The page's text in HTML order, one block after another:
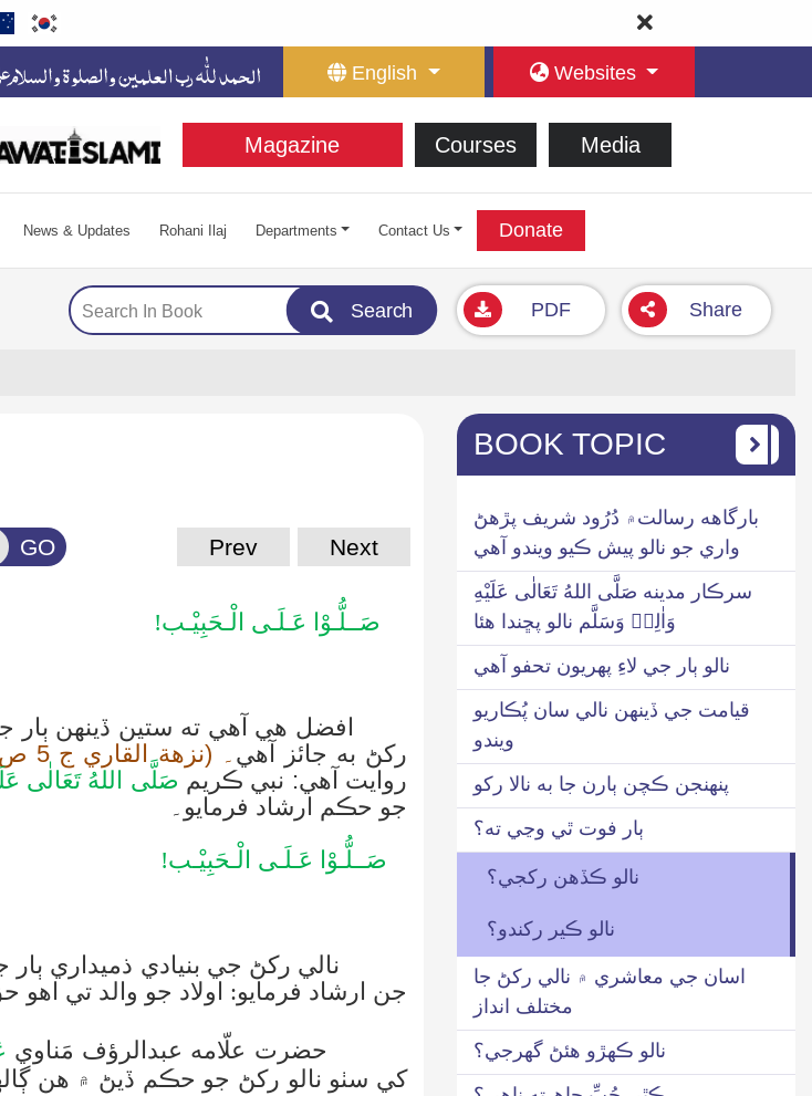
English Websites
Magazine Courses Media
News & Updates Rohani Ilaj Departments Contact Us Donate
Search PDF Share
GO Prev Next
صَــلُّـوْا عَـلَـی الْـحَبِيْـب!
افضل هي آهي ته ستين ڏينهن ٻار
رکڻ به جائز آهي ۔ (نزهة القاري ج 5 ص 430)
روايت آهي: نبي ڪريم صَلَّى اللهُ تَعَالٰى
جو حڪم ارشاد فرمايو۔
صَــلُّـوْا عَـلَـی الْـحَبِيْـب!
نالي رکڻ جي بنيادي ذميداري ٻار
جن ارشاد فرمايو: اولاد جو والد تي
حضرت علّامه عبدالرؤف مَناوي
کي سٺو نالو رکڻ جو حڪم ڏيڻ ۾ هن
BOOK TOPIC
بارگاھه رسالت۾ دُرُود شريف پڙهڻ
واري جو نالو پيش ڪيو ويندو آهي
سرڪار مدينه صَلَّى اللهُ تَعَالٰى عَلَيْهِ
وَاٰلِهٖ وَسَلَّم نالو پڇندا هئا
نالو ٻار جي لاءِ پهريون تحفو آهي
قيامت جي ڏينهن نالي سان پُڪاريو
ويندو
پنهنجن ڪچن ٻارن جا به نالا رکو
ٻار فوت ٿي وڃي ته؟
نالو ڪڏهن رکجي؟
نالو ڪير رکندو؟
اسان جي معاشري ۾ نالي رکڻ جا
مختلف انداز
نالو ڪهڙو هئڻ گھرجي؟